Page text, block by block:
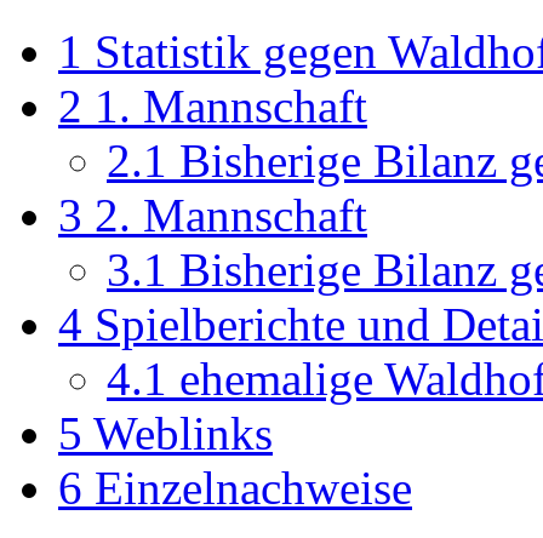
1 Statistik gegen
2 1. Mannschaft
2.1 Bisherige Bilanz
3 2. Mannschaft
3.1 Bisherige Bilanz
4 Spielberichte und
4.1 ehemalige
5 Weblinks
6 Einzelnachweise